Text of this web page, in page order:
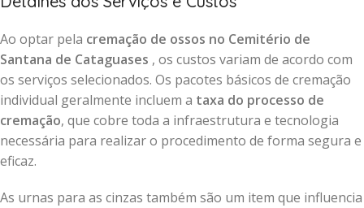
Ao optar pela cremação de ossos no Cemitério de
Santana de Cataguases , os custos variam de acordo com
os serviços selecionados. Os pacotes básicos de cremação
individual geralmente incluem a taxa do processo de
cremação, que cobre toda a infraestrutura e tecnologia
necessária para realizar o procedimento de forma segura e
eficaz.
As urnas para as cinzas também são um item que influencia